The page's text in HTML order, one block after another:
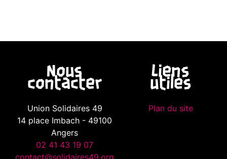
Nous
contacter
Union Solidaires 49
14 place Imbach - 49100
Angers
02 41 43 19 07
contact@solidaires49.org
Liens
utiles
Plan du site